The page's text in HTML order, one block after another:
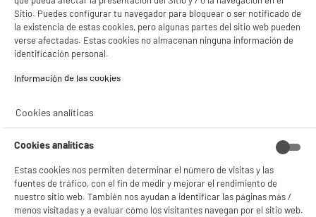
DEPOT
y sus socios utilizan cookies que procesan tus datos personales para:
- compartir contenido adaptado a tus preferencias
- ofrecer publicidad y comunicaciones personalizadas
- facilitar el intercambio de contenido en las redes sociales
Sitio. Puedes configurar tu navegador para bloquear o ser notificado de
la existencia de estas cookies, pero algunas partes del sitio web pueden
verse afectadas. Estas cookies no almacenan ninguna información de
identificación personal.
Información de las cookies‎
Cookies analíticas
Cookies analíticas
Estas cookies nos permiten determinar el número de visitas y las
fuentes de tráfico, con el fin de medir y mejorar el rendimiento de
nuestro sitio web. También nos ayudan a identificar las páginas más /
menos visitadas y a evaluar cómo los visitantes navegan por el sitio web.